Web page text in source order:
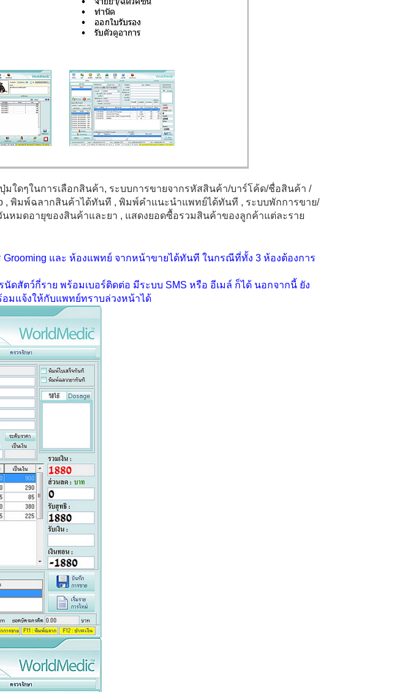
มใดๆในการเลือกสินค้า, ระบบการขายจากรหัสสินค้า/บาร์โค้ด/ชื่อสินค้า /
, พิมพ์ฉลากสินค้าได้ทันที , พิมพ์คำแนะนำแพทย์ได้ทันที , ระบบพักการขาย/
นหมดอายุของสินค้าและยา , แสดงยอดซื้อรวมสินค้าของลูกค้าแต่ละราย
Grooming และ ห้องแพทย์ จากหน้าขายได้ทันที ในกรณีที่ทั้ง 3 ห้องต้องการ
นัดสัตว์กี่ราย พร้อมเบอร์ติดต่อ มีระบบ SMS หรือ อีเมล์ ก็ได้ นอกจากนี้ ยัง
มแจ้งให้กับแพทย์ทราบล่วงหน้าได้